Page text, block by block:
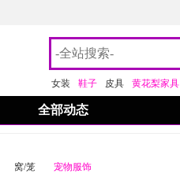
女装 鞋子 皮具 黄花梨家具
全部动态
窝/笼 宠物服饰